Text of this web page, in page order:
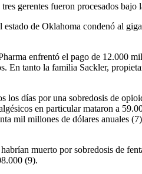
gerentes fueron procesados
de Oklahoma condenó al
enfrentó el pago de 12.000
En tanto la familia Sackler,
los días por una sobredosis de
en particular mataron a
mil millones de dólares anuales
muerto por sobredosis de
(9).